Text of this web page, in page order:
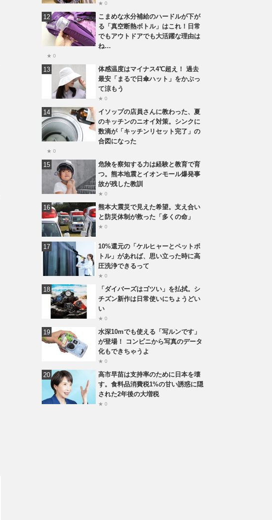
★ 0
こまめな水分補給のハードルが下が
る「真空断熱ボトル」はこれ！日常
でもアウトドアでも大活躍な理由は
ね…
★ 0
体感温度はマイナス4℃超え！ 過去
最安「まるで日傘ハット」をかぶっ
て涼もう
★ 0
イソップの店員さんに教わった、夏
のキッチンのニオイ対策。シンクに
数滴が「キッチンリセット完了」の
合図になった
★ 0
危険を察知する力は経験と教育で育
つ。熊本地震とイオンモール爆発事
故が残した教訓
★ 0
熊本大震災で見えた希望。支え合い
と防災体制が救った「多くの命」
★ 0
10%還元の「ケルヒャーとペットボ
トル」があれば、思い立った時に高
圧洗浄できるって
★ 0
「ダイバーズはゴツい」を払拭。シ
チズン新作は日常使いにちょうどい
い
★ 0
水深10mでも使える「写ルンです」
が登場！ コンビニから写真のデータ
化もできちゃうよ
★ 0
高市早苗は支持率のために日本を壊
す。食料品消費税1%の甘い誘惑に隠
された2年後の大増税
★ 0